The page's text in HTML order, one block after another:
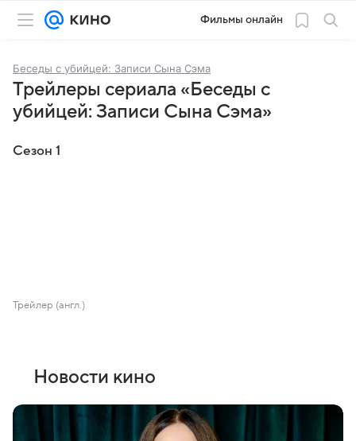
Фильмы онлайн
Беседы с убийцей: Записи Сына Сэма
Трейлеры сериала «Беседы с
убийцей: Записи Сына Сэма»
Сезон 1
Трейлер (англ.)
Новости кино